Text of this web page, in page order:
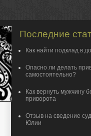
Последние
Как найти подклад в
Опасно ли делать
самостоятельно?
Как вернуть мужчину
приворота
Отзыв на сведение
Юлии